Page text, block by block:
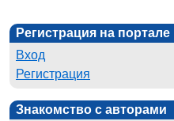
Регистрация на портале
Вход
Регистрация
Знакомство с авторами